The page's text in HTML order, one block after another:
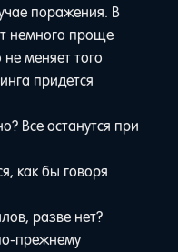
поражения. В
немного проще
не меняет того
придется
Все останутся при
как бы говоря
разве нет?
прежнему